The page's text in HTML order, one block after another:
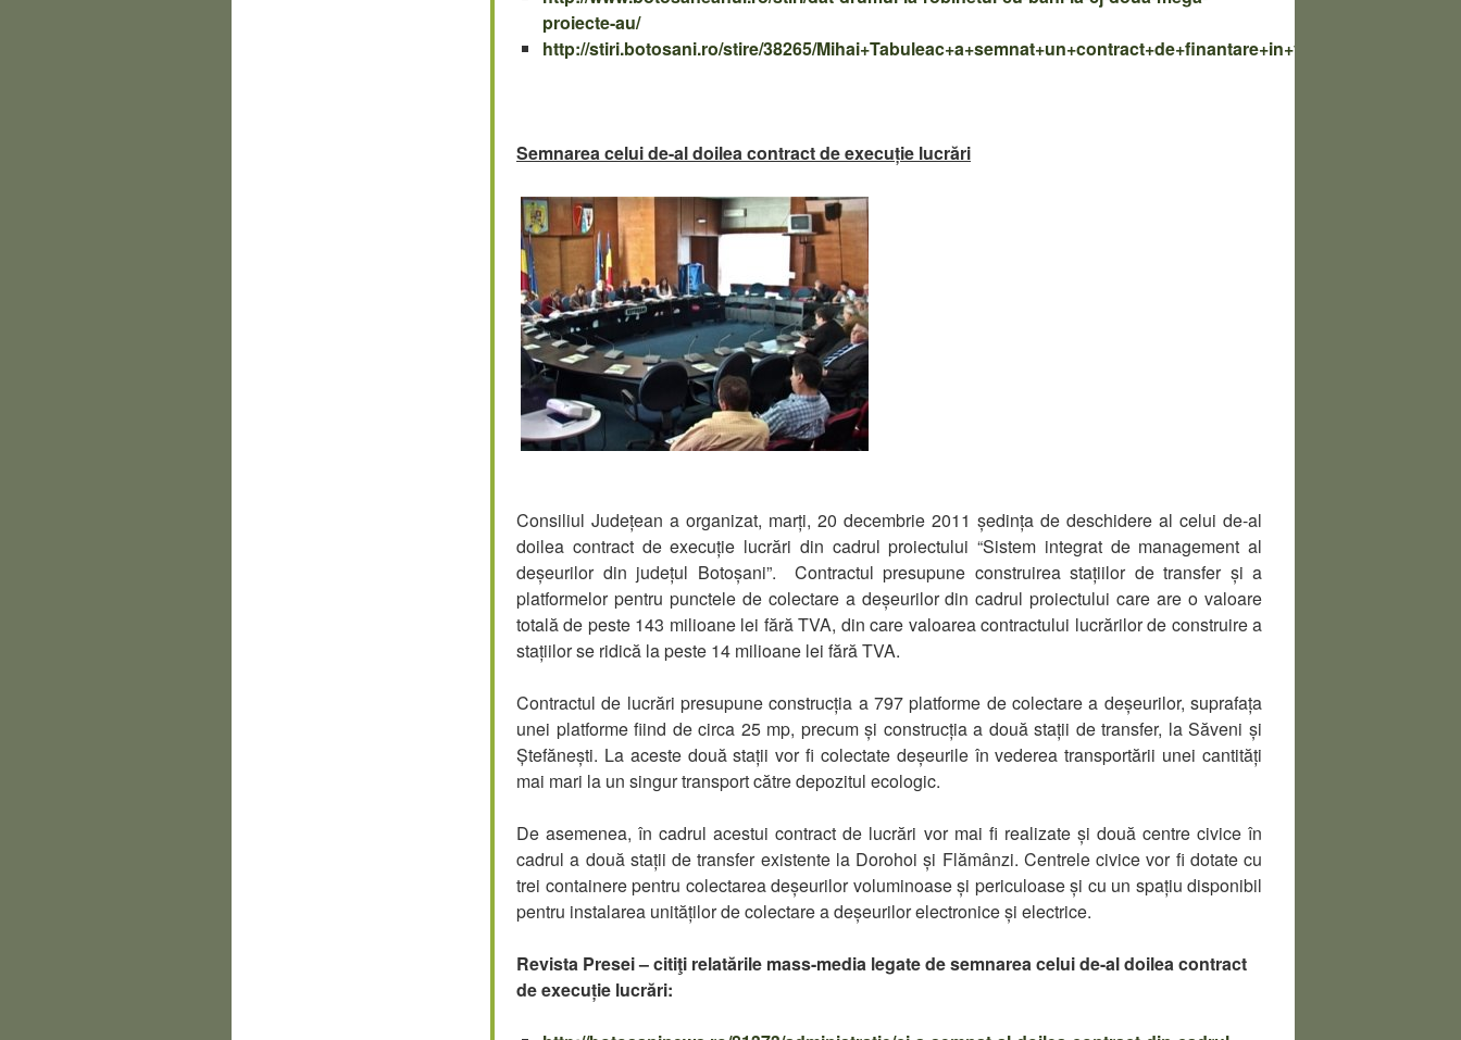
proiecte-au/
http://stiri.botosani.ro/stire/38265/
Semnarea celui de-al doilea contract de execuție lucrări
Consiliul Județean a organizat, marți, 20 decembrie 2011 ședința de deschidere al celui de-al
doilea contract de execuție lucrări din cadrul proiectului “Sistem integrat de management al
deșeurilor din județul Botoșani”. Contractul presupune construirea stațiilor de transfer și a
platformelor pentru punctele de colectare a deșeurilor din cadrul proiectului care are o valoare
totală de peste 143 milioane lei fără TVA, din care valoarea contractului lucrărilor de construire a
stațiilor se ridică la peste 14 milioane lei fără TVA.
Contractul de lucrări presupune construcția a 797 platforme de colectare a deșeurilor, suprafața
unei platforme fiind de circa 25 mp, precum și construcția a două stații de transfer, la Săveni și
Ștefănești. La aceste două stații vor fi colectate deșeurile în vederea transportării unei cantități
mai mari la un singur transport către depozitul ecologic.
De asemenea, în cadrul acestui contract de lucrări vor mai fi realizate și două centre civice în
cadrul a două stații de transfer existente la Dorohoi și Flămânzi. Centrele civice vor fi dotate cu
trei containere pentru colectarea deșeurilor voluminoase și periculoase și cu un spațiu disponibil
pentru instalarea unităților de colectare a deșeurilor electronice și electrice.
Revista Presei – citiţi relatările mass-media legate de semnarea celui de-al doilea contract
de execuție lucrări: